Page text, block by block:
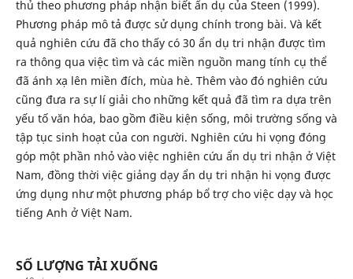
thủ theo phương pháp nhận biết ẩn dụ của Steen (1999).
Phương pháp mô tả được sử dụng chính trong bài. Và kết
quả nghiên cứu đã cho thấy có 30 ẩn dụ tri nhận được tìm
ra thông qua việc tìm và các miền nguồn mang tính cụ thể
đã ánh xạ lên miền đích, mùa hè. Thêm vào đó nghiên cứu
cũng đưa ra sự lí giải cho những kết quả đã tìm ra dựa trên
yếu tố văn hóa, bao gồm điều kiện sống, môi trường sống và
tập tục sinh hoạt của con người. Nghiên cứu hi vọng đóng
góp một phần nhỏ vào việc nghiên cứu ẩn dụ tri nhận ở Việt
Nam, đồng thời việc giảng dạy ẩn dụ tri nhận hi vọng được
ứng dụng như một phương pháp bổ trợ cho việc dạy và học
tiếng Anh ở Việt Nam.
SỐ LƯỢNG TẢI XUỐNG